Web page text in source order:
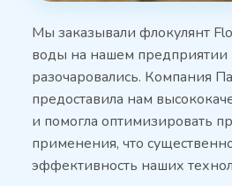
Мы заказывали флокулянт
воды на нашем предприятии
разочаровались. Компания
предоставила нам
и помогла оптимизировать
применения, что
эффективность наших